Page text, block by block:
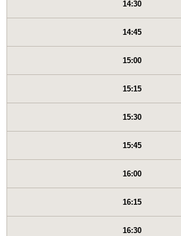
14:30
14:45
15:00
15:15
15:30
15:45
16:00
16:15
16:30